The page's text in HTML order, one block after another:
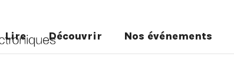
Lire Découvrir Nos événements